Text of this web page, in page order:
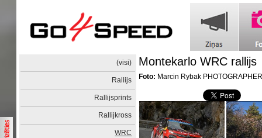
(visi)
Rallijs
Rallijsprints
Rallijkross
WRC
Montekarlo WRC rallijs
Foto: Marcin Rybak